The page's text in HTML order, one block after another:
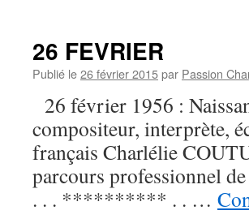
26 FEVRIER
Publié le26 février 2015par Passion
26 février 1956 :
compositeur, interprète,
français Charlélie
parcours professionnel
. . . ********** . . …